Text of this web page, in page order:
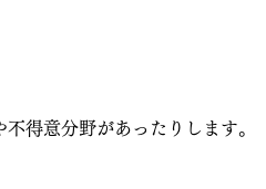
得意分野があったりします。